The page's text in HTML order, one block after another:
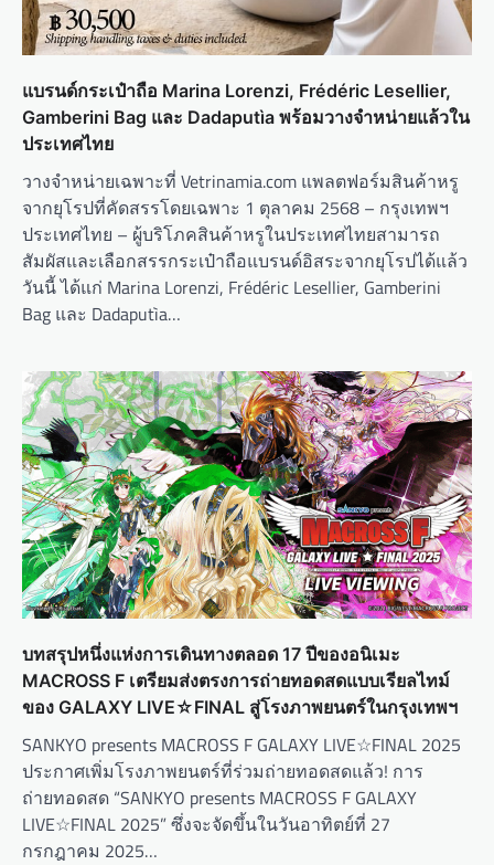
แบรนด์กระเป๋าถือ Marina Lorenzi, Frédéric Lesellier,
Gamberini Bag และ Dadaputìa พร้อมวางจำหน่ายแล้วใน
ประเทศไทย
วางจำหน่ายเฉพาะที่ Vetrinamia.com แพลตฟอร์มสินค้าหรู
จากยุโรปที่คัดสรรโดยเฉพาะ 1 ตุลาคม 2568 – กรุงเทพฯ
ประเทศไทย – ผู้บริโภคสินค้าหรูในประเทศไทยสามารถ
สัมผัสและเลือกสรรกระเป๋าถือแบรนด์อิสระจากยุโรปได้แล้ว
วันนี้ ได้แก่ Marina Lorenzi, Frédéric Lesellier, Gamberini
Bag และ Dadaputìa…
บทสรุปหนึ่งแห่งการเดินทางตลอด 17 ปีของอนิเมะ
MACROSS F เตรียมส่งตรงการถ่ายทอดสดแบบเรียลไทม์
ของ GALAXY LIVE☆FINAL สู่โรงภาพยนตร์ในกรุงเทพฯ
SANKYO presents MACROSS F GALAXY LIVE☆FINAL 2025
ประกาศเพิ่มโรงภาพยนตร์ที่ร่วมถ่ายทอดสดแล้ว! การ
ถ่ายทอดสด “SANKYO presents MACROSS F GALAXY
LIVE☆FINAL 2025” ซึ่งจะจัดขึ้นในวันอาทิตย์ที่ 27
กรกฎาคม 2025…